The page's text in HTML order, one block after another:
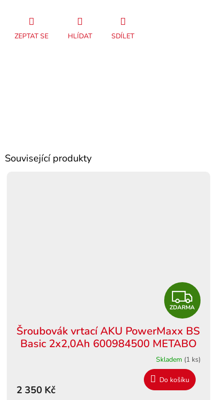
ZEPTAT SE HLÍDAT SDÍLET
Související produkty
Z
D
A
R
M
ZDARMA
Šroubovák vrtací AKU PowerMaxx BS
Basic 2x2,0Ah 600984500 METABO
Skladem (1 ks)
2 350 Kč
Do košíku